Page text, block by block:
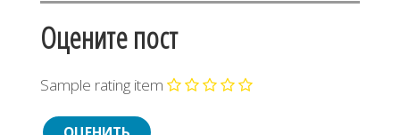
Оцените пост
Sample rating item